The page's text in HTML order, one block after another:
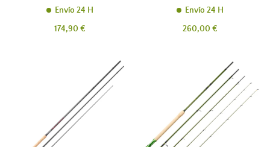
Envío 24 H
Precio
174,90 €
Envío 24 H
Precio
260,00 €